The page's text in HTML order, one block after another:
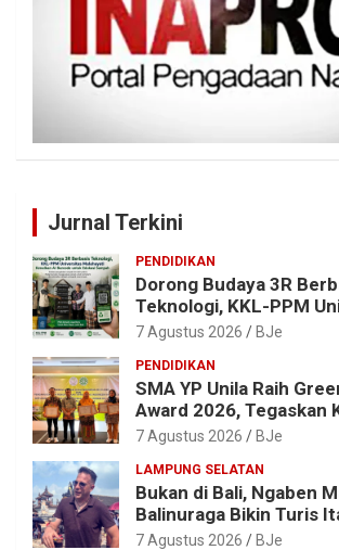
Jurnal Terkini
PENDIDIKAN
Dorong Budaya 3R
Teknologi, KKL-PPM
Malahayati Kenalkan AI
7 Agustus 2026 BJe
PENDIDIKAN
SMA YP Unila Raih
Award 2026, Tegaskan
Wujudkan Sekolah
7 Agustus 2026 BJe
LAMPUNG SELATAN
Bukan di Bali, Ngaben
Balinuraga Bikin Turis
Terpukau, Puluhan Ribu
7 Agustus 2026 BJe